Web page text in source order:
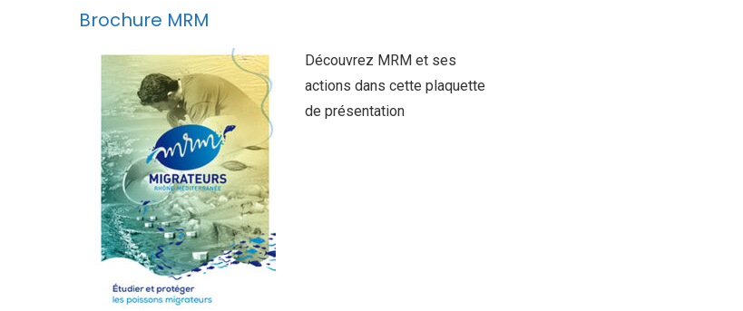
Brochure MRM
Découvrez MRM et ses
actions dans cette plaquette
de présentation